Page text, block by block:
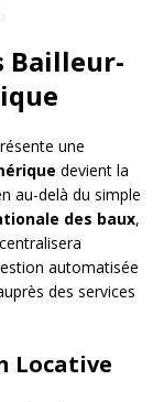
Bailleur-
une
devient la
au-delà du simple
des baux,
automatisée
des services
Locative